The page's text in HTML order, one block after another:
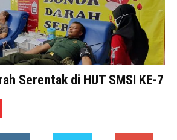
Serentak di HUT SMSI KE-7